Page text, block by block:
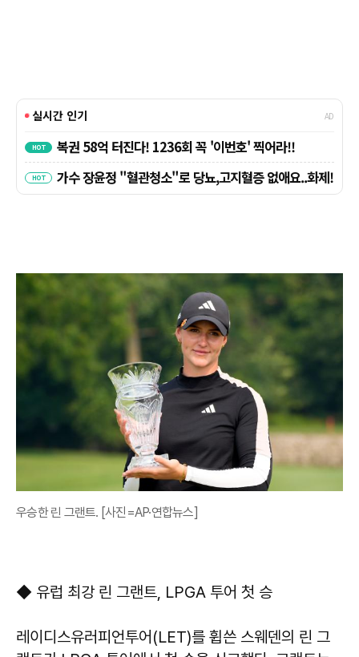
우승한 린 그랜트. [사진=AP·연합뉴스]
◆ 유럽 최강 린 그랜트, LPGA 투어 첫 승
레이디스유러피언투어(LET)를 휩쓴 스웨덴의 린 그